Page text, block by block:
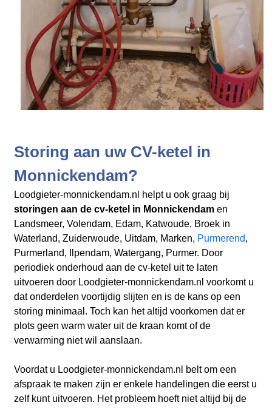
Storing aan uw CV-ketel in
Monnickendam?
Loodgieter-monnickendam.nl helpt u ook graag bij
storingen aan de cv-ketel in Monnickendamen
Landsmeer, Volendam, Edam, Katwoude, Broek in
Waterland, Zuiderwoude, Uitdam, Marken, Purmerend,
Purmerland, Ilpendam, Watergang, Purmer. Door
periodiek onderhoud aan de cv-ketel uit te laten
uitvoeren door Loodgieter-monnickendam.nl voorkomt u
dat onderdelen voortijdig slijten en is de kans op een
storing minimaal. Toch kan het altijd voorkomen dat er
plots geen warm water uit de kraan komt of de
verwarming niet wil aanslaan.
Voordat u Loodgieter-monnickendam.nl belt om een
afspraak te maken zijn er enkele handelingen die eerst u
zelf kunt uitvoeren. Het probleem hoeft niet altijd bij de